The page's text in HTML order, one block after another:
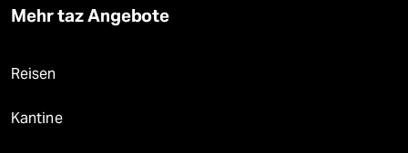
Mehr taz Angebote
Reisen
Kantine